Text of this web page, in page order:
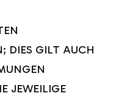
DIES GILT AUCH
JEWEILIGE